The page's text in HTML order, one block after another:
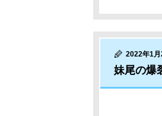
2022年1
妹尾の爆